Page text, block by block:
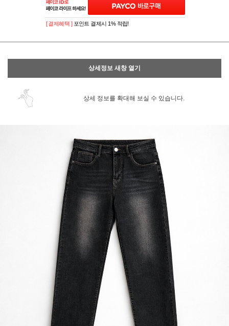
페이코 ID로 페
PAYCO 바로구매
[ 결제혜택 ] 포인트 결제시 1% 적립!
상세정보 새창 열기
상세 정보를 확대해 보실 수 있습니다.